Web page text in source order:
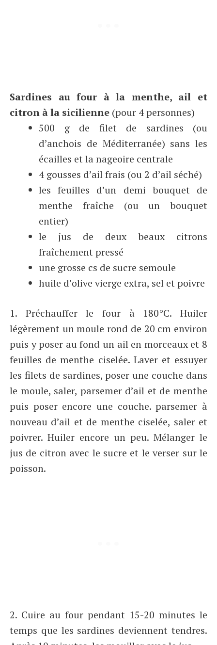
Sardines au four à la menthe, ail et
citron à la sicilienne (pour 4 personnes)
500 g de filet de sardines (ou
d’anchois de Méditerranée) sans les
écailles et la nageoire centrale
4 gousses d’ail frais (ou 2 d’ail séché)
les feuilles d’un demi bouquet de
menthe fraîche (ou un bouquet
entier)
le jus de deux beaux citrons
fraîchement pressé
une grosse cs de sucre semoule
huile d’olive vierge extra, sel et poivre
1. Préchauffer le four à 180°C. Huiler
légèrement un moule rond de 20 cm environ
puis y poser au fond un ail en morceaux et 8
feuilles de menthe ciselée. Laver et essuyer
les filets de sardines, poser une couche dans
le moule, saler, parsemer d’ail et de menthe
puis poser encore une couche. parsemer à
nouveau d’ail et de menthe ciselée, saler et
poivrer. Huiler encore un peu. Mélanger le
jus de citron avec le sucre et le verser sur le
poisson.
2. Cuire au four pendant 15-20 minutes le
temps que les sardines deviennent tendres.